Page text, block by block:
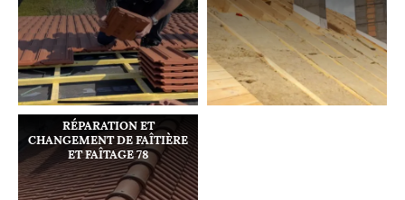
RÉPARATION ET
CHANGEMENT DE FAÎTIÈRE
ET FAÎTAGE 78